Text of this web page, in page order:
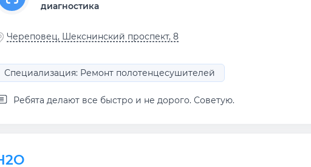
диагностика
Череповец, Шекснинский проспект, 8
Специализация: Ремонт полотенцесушителей
Ребята делают все быстро и не дорого. Советую.